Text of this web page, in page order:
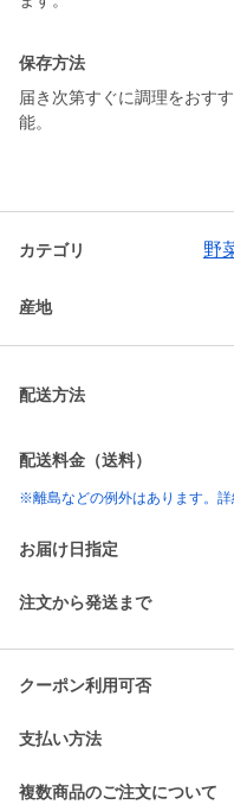
保存方法
届き次第すぐに調理をおす
能。
カテゴリ 野
産地
配送方法
配送料金（送料）
※離島などの例外はあります。詳
お届け日指定
注文から発送まで
クーポン利用可否
支払い方法
複数商品のご注文について